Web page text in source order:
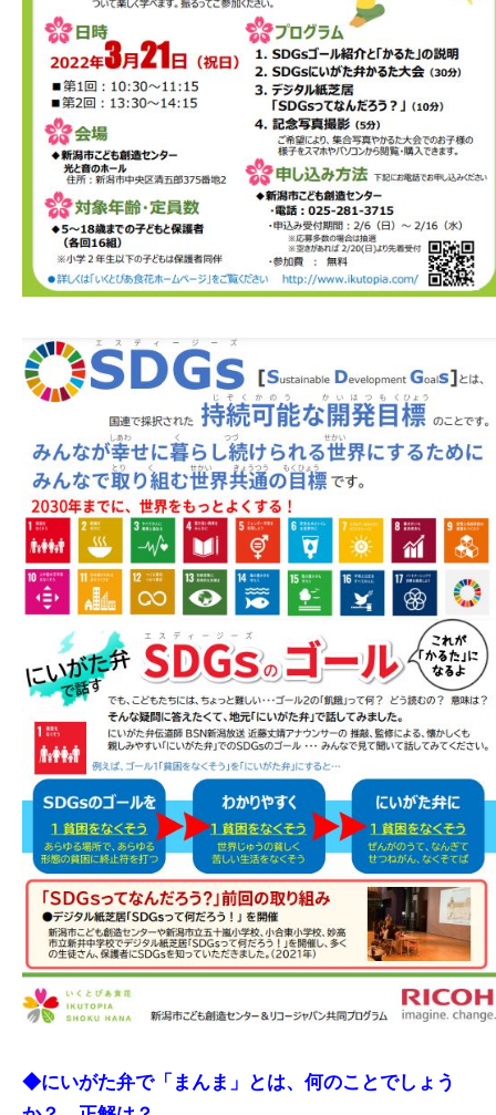
◆にいがた弁で「まんま」とは、何のことでしょう